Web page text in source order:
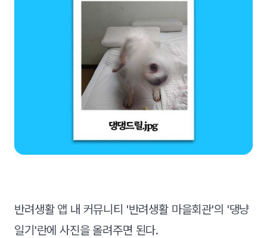
반려생활 앱 내 커뮤니티 '반려생활 마을회관'의 '댕냥
일기'란에 사진을 올려주면 된다.